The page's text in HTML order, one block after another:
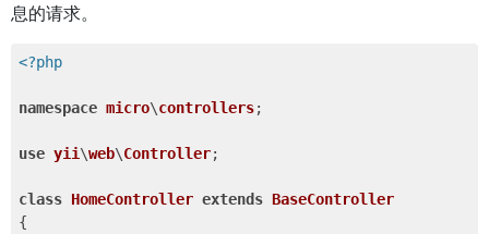
息的请求。
<?php
namespace micro\controllers;
use yii\web\Controller;
class HomeController extends BaseController
{